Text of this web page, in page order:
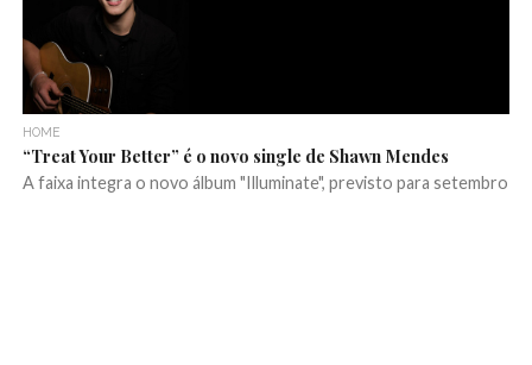
HOME
“Treat Your Better” é o novo single de Shawn Mendes
A faixa integra o novo álbum "Illuminate", previsto para setembro